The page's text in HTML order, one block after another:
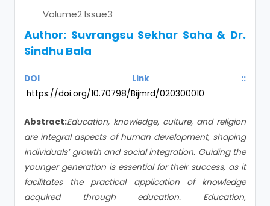
Volume2 Issue3
Author: Suvrangsu Sekhar Saha & Dr.
Sindhu Bala
DOI Link ::
https://doi.org/10.70798/Bijmrd/020300010
Abstract:Education, knowledge, culture, and religion
are integral aspects of human development, shaping
individuals’ growth and social integration. Guiding the
younger generation is essential for their success, as it
facilitates the practical application of knowledge
acquired through education. Education,